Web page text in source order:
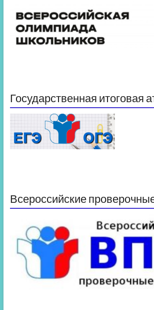
Государственная итоговая
Всероссийские